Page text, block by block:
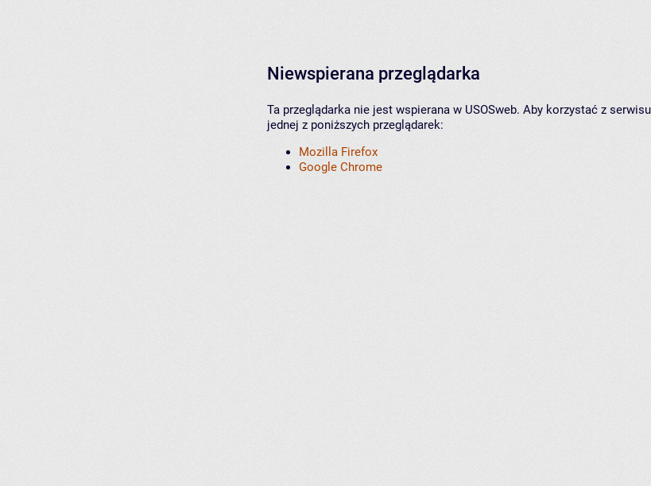
Niewspierana przeglądarka
Ta przeglądarka nie jest wspierana w USOSweb. Aby korzystać z
jednej z poniższych przeglądarek:
Mozilla Firefox
Google Chrome